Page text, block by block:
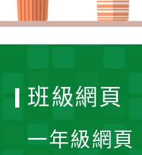
班級網頁
一年級網頁